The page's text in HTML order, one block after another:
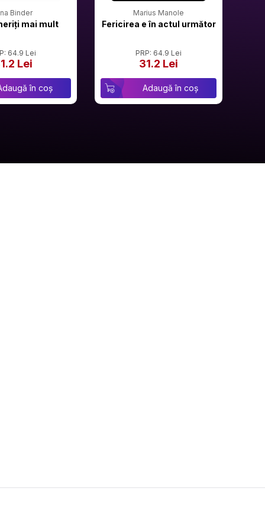
Binder
mai mult
64.9 Lei
Lei
în coș
Marius Manole
Fericirea e în actul următor
PRP: 64.9 Lei
31.2 Lei
Adaugă în coș